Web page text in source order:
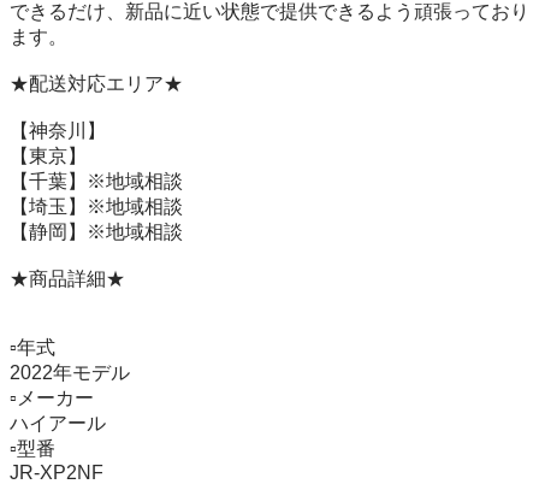
できるだけ、新品に近い状態で提供できるよう頑張っており
ます。
★配送対応エリア★
【神奈川】
【東京】
【千葉】※地域相談
【埼玉】※地域相談
【静岡】※地域相談
★商品詳細★
▫️年式
2022年モデル
▫️メーカー
ハイアール
▫️型番
JR-XP2NF